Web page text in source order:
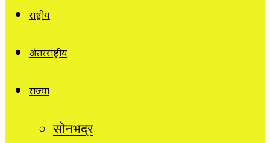
राष्ट्रीय
अंतरराष्ट्रीय
राज्यों
सोनभद्र